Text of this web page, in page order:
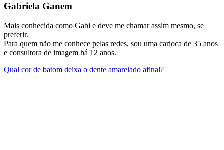
Gabriela Ganem
Mais conhecida como Gabi e deve me chamar assim mesmo, se
preferir.
Para quem não me conhece pelas redes, sou uma carioca de 35 anos
e consultora de imagem há 12 anos.
Qual cor de batom deixa o dente amarelado afinal?